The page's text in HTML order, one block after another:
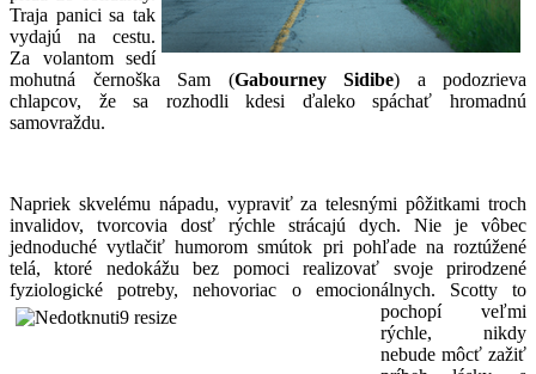
Traja panici sa tak
vydajú na cestu.
Za volantom sedí
mohutná černoška Sam (Gabourney Sidibe) a podozrieva
chlapcov, že sa rozhodli kdesi ďaleko spáchať hromadnú
samovraždu.
Napriek skvelému nápadu, vypraviť za telesnými pôžitkami troch
invalidov, tvorcovia dosť rýchle strácajú dych. Nie je vôbec
jednoduché vytlačiť humorom smútok pri pohľade na roztúžené
telá, ktoré nedokážu bez pomoci realizovať svoje prirodzené
fyziologické potreby, nehovoriac o emocionálnych. Scotty to
pochopí veľmi
rýchle, nikdy
nebude môcť zažiť